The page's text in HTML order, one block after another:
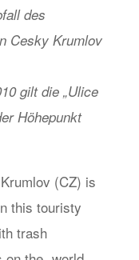
des
Cesky Krumlov
gilt die „Ulice
Höhepunkt
(CZ) is
this touristy
trash